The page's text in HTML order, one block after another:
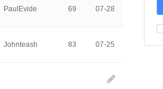
PaulEvide 69 07-28
Johnteash 83 07-25